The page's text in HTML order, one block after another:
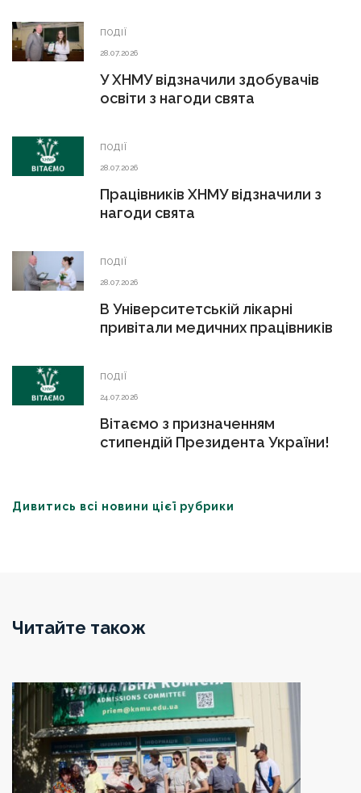
ПОДІЇ
28.07.2026
У ХНМУ відзначили здобувачів
освіти з нагоди свята
ПОДІЇ
28.07.2026
Працівників ХНМУ відзначили з
нагоди свята
ПОДІЇ
28.07.2026
В Університетській лікарні
привітали медичних працівників
ПОДІЇ
24.07.2026
Вітаємо з призначенням
стипендій Президента України!
Дивитись всі новини цієї рубрики
Читайте також